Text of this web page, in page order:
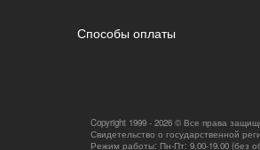
Способы оплаты
Copyright 1999 - 2026 © Все права
Свидетельство о государственной
Режим работы: Пн-Пт: 9.00-19.00 (без